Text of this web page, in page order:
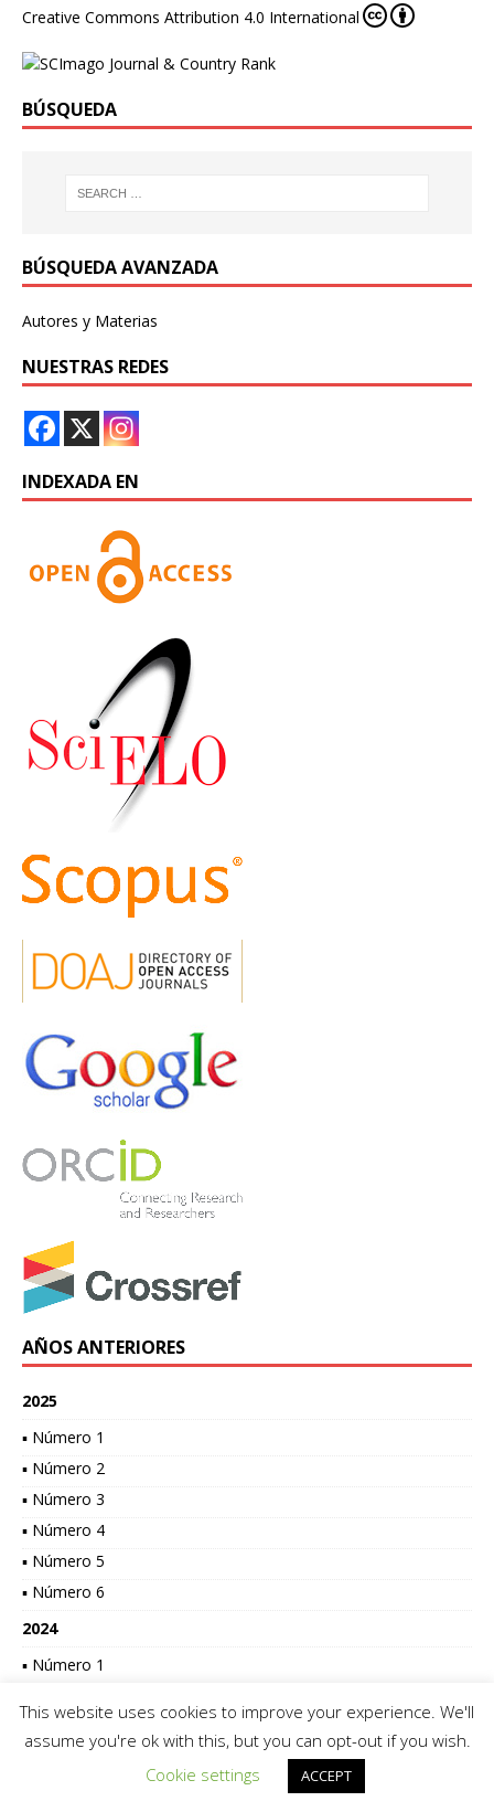
Creative Commons Attribution 4.0 International
BÚSQUEDA
BÚSQUEDA AVANZADA
Autores y Materias
NUESTRAS REDES
INDEXADA EN
AÑOS ANTERIORES
2025
▪ Número 1
▪ Número 2
▪ Número 3
▪ Número 4
▪ Número 5
▪ Número 6
2024
▪ Número 1
▪ Número 2
▪ Número 3
This website uses cookies to improve your experience. We'll
assume you're ok with this, but you can opt-out if you wish.
Cookie settings
ACCEPT